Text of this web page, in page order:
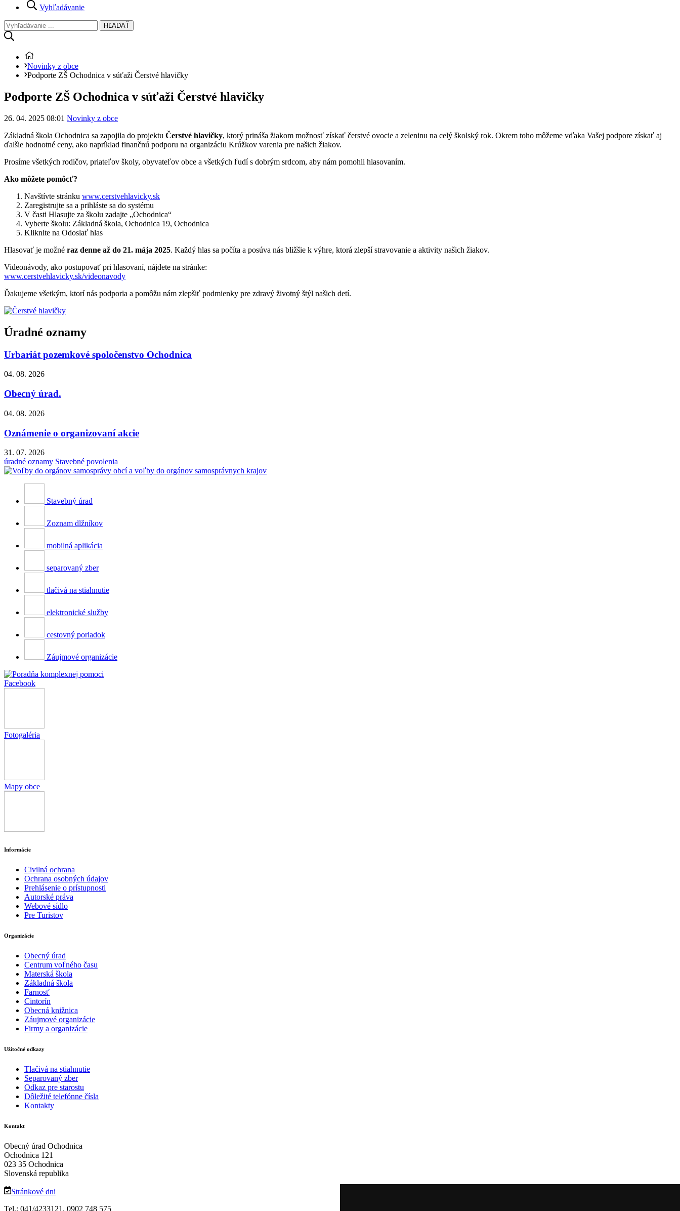
Vyhľadávanie
HĽADAŤ
Novinky z obce
Podporte ZŠ Ochodnica v súťaži Čerstvé hlavičky
Podporte ZŠ Ochodnica v súťaži Čerstvé hlavičky
26. 04. 2025 08:01 Novinky z obce
Základná škola Ochodnica sa zapojila do projektu Čerstvé hlavičky, ktorý prináša žiakom možnosť získať čerstvé ovocie a zeleninu na celý školský rok. Okrem toho môžeme vďaka Vašej podpore získať aj
ďalšie hodnotné ceny, ako napríklad finančnú podporu na organizáciu Krúžkov varenia pre našich žiakov.
Prosíme všetkých rodičov, priateľov školy, obyvateľov obce a všetkých ľudí s dobrým srdcom, aby nám pomohli hlasovaním.
Ako môžete pomôcť?
Navštívte stránku www.cerstvehlavicky.sk
Zaregistrujte sa a prihláste sa do systému
V časti Hlasujte za školu zadajte „Ochodnica“
Vyberte školu: Základná škola, Ochodnica 19, Ochodnica
Kliknite na Odoslať hlas
Hlasovať je možné raz denne až do 21. mája 2025. Každý hlas sa počíta a posúva nás bližšie k výhre, ktorá zlepší stravovanie a aktivity našich žiakov.
Videonávody, ako postupovať pri hlasovaní, nájdete na stránke:
www.cerstvehlavicky.sk/videonavody
Ďakujeme všetkým, ktorí nás podporia a pomôžu nám zlepšiť podmienky pre zdravý životný štýl našich detí.
Úradné oznamy
Urbariát pozemkové spoločenstvo Ochodnica
04. 08. 2026
Obecný úrad.
04. 08. 2026
Oznámenie o organizovaní akcie
31. 07. 2026
úradné oznamy Stavebné povolenia
Stavebný úrad
Zoznam dlžníkov
mobilná aplikácia
separovaný zber
tlačivá na stiahnutie
elektronické služby
cestovný poriadok
Záujmové organizácie
Facebook
Fotogaléria
Mapy obce
Informácie
Civilná ochrana
Ochrana osobných údajov
Prehlásenie o prístupnosti
Autorské práva
Webové sídlo
Pre Turistov
Organizácie
Obecný úrad
Centrum voľného času
Materská škola
Základná škola
Farnosť
Cintorín
Obecná knižnica
Záujmové organizácie
Firmy a organizácie
Užitočné odkazy
Tlačivá na stiahnutie
Separovaný zber
Odkaz pre starostu
Dôležité telefónne čísla
Kontakty
Kontakt
Obecný úrad Ochodnica
Ochodnica 121
023 35 Ochodnica
Slovenská republika
Stránkové dni
Tel.: 041/4233121, 0902 748 575